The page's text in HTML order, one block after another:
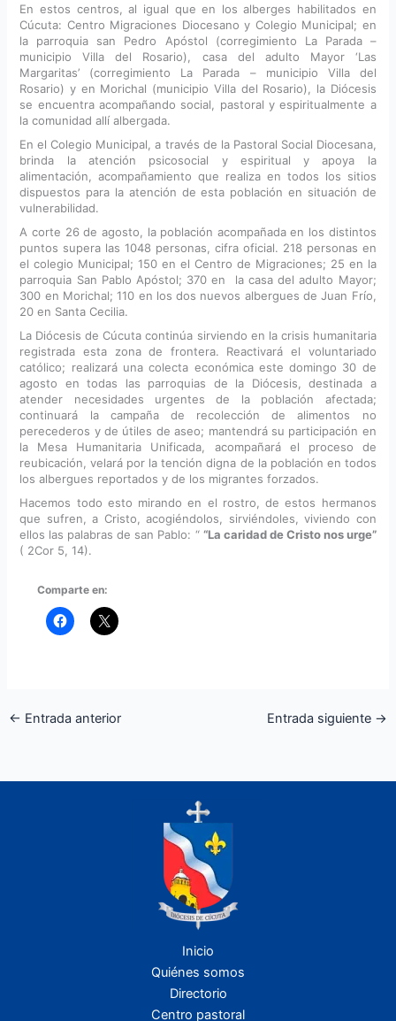
En estos centros, al igual que en los alberges habilitados en
Cúcuta: Centro Migraciones Diocesano y Colegio Municipal; en
la parroquia san Pedro Apóstol (corregimiento La Parada –
municipio Villa del Rosario), casa del adulto Mayor ‘Las
Margaritas’ (corregimiento La Parada – municipio Villa del
Rosario) y en Morichal (municipio Villa del Rosario), la Diócesis
se encuentra acompañando social, pastoral y espiritualmente a
la comunidad allí albergada.
En el Colegio Municipal, a través de la Pastoral Social Diocesana,
brinda la atención psicosocial y espiritual y apoya la
alimentación, acompañamiento que realiza en todos los sitios
dispuestos para la atención de esta población en situación de
vulnerabilidad.
A corte 26 de agosto, la población acompañada en los distintos
puntos supera las 1048 personas, cifra oficial. 218 personas en
el colegio Municipal; 150 en el Centro de Migraciones; 25 en la
parroquia San Pablo Apóstol; 370 en la casa del adulto Mayor;
300 en Morichal; 110 en los dos nuevos albergues de Juan Frío,
20 en Santa Cecilia.
La Diócesis de Cúcuta continúa sirviendo en la crisis humanitaria
registrada esta zona de frontera. Reactivará el voluntariado
católico; realizará una colecta económica este domingo 30 de
agosto en todas las parroquias de la Diócesis, destinada a
atender necesidades urgentes de la población afectada;
continuará la campaña de recolección de alimentos no
perecederos y de útiles de aseo; mantendrá su participación en
la Mesa Humanitaria Unificada, acompañará el proceso de
reubicación, velará por la tención digna de la población en todos
los albergues reportados y de los migrantes forzados.
Hacemos todo esto mirando en el rostro, de estos hermanos
que sufren, a Cristo, acogiéndolos, sirviéndoles, viviendo con
ellos las palabras de san Pablo: “ “La caridad de Cristo nos urge”
( 2Cor 5, 14).
Comparte en:
← Entrada anterior Entrada siguiente →
Inicio
Quiénes somos
Directorio
Centro pastoral